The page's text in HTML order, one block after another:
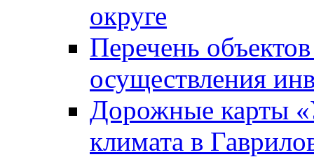
округе
Перечень
осуществления
Дорожные карты
климата в